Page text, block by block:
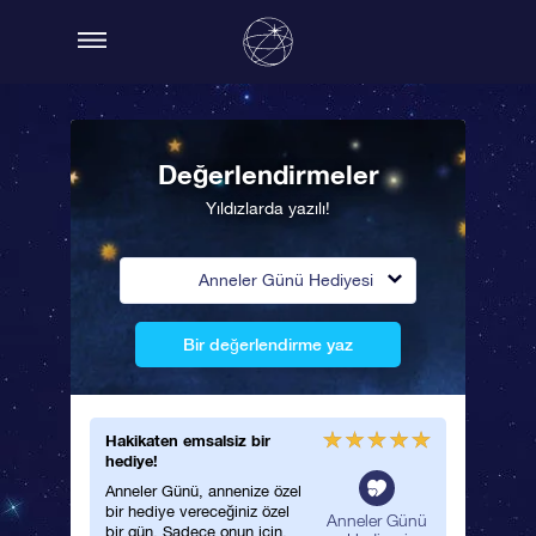
Değerlendirmeler
Yıldızlarda yazılı!
Anneler Günü Hediyesi
Bir değerlendirme yaz
Hakikaten emsalsiz bir
hediye!
Anneler Günü, annenize özel
bir hediye vereceğiniz özel
bir gün. Sadece onun için,
Anneler Günü